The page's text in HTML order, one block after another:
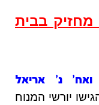
מחזיק בבית
14 אריאל ואח' נ' אריאל
יורשי המנוח